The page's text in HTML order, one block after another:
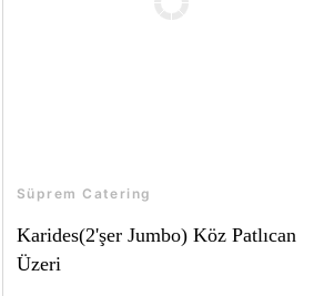
Süprem Catering
Karides(2'şer Jumbo) Köz Patlıcan
Üzeri